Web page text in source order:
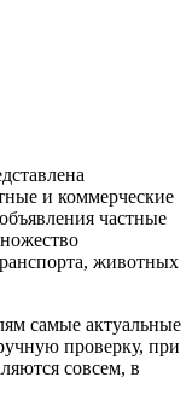
и коммерческие
частные
животных
самые актуальные
проверку, при
совсем, в